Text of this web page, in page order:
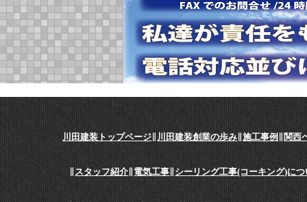
川田建装トップページ 川田建装創業の歩み ∥施工事例 関西
∥スタッフ紹介 電気工事 シーリング工事(コーキング)に